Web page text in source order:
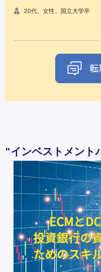
20代、女性、国立大学卒
"インベストメント